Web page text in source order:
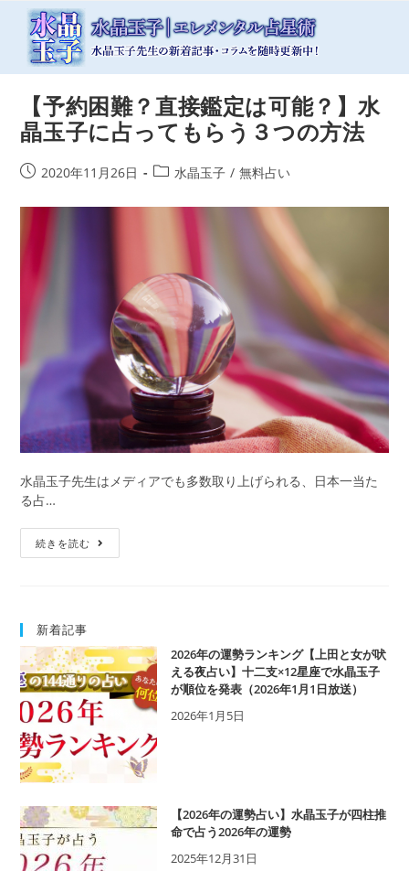
【予約困難？直接鑑定は可能？】水
晶玉子に占ってもらう３つの方法
投
公
2020年11月26日
投
カ
ー:
水晶玉子 / 無料占い
水晶玉子先生はメディアでも多数取り上げられる、日本一当た
る占…
続きを読む
約
鑑
定
は
水
晶
子
に
新着記事
2026年の運勢ランキング【上田と女が吠
える夜占い】十二支×12星座で水晶玉子
が順位を発表（2026年1月1日放送）
2026年1月5日
【2026年の運勢占い】水晶玉子が四柱推
命で占う2026年の運勢
2025年12月31日